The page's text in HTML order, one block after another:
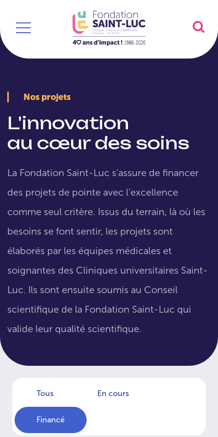
Nos projets
L'innovation
au cœur des soins
La Fondation Saint-Luc s’assure de financer
des projets de pointe avec l’excellence
comme seul critère. Issus du terrain, là où les
besoins se font sentir, les projets sont
élaborés par les équipes médicales et
soignantes des Cliniques universitaires Saint-
Luc. Ils sont ensuite soumis au Conseil
scientifique de la Fondation Saint-Luc qui
valide leur qualité scientifique.
Tous En cours
Financé